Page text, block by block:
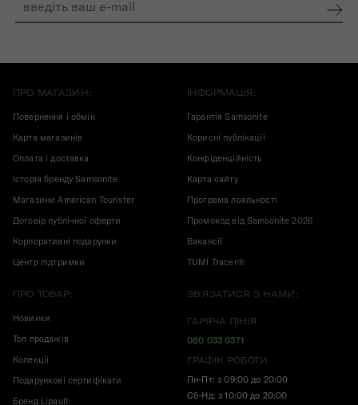
ПРО МАГАЗИН:
Повернення і обмін
Карта магазинів
Оплата і доставка
Історія бренду Samsonite
Магазини American Tourister
Договір публічної оферти
Корпоративні подарунки
Центр підтримки
ІНФОРМАЦІЯ:
Гарантія Samsonite
Корисні публікації
Конфіденційність
Карта сайту
Програма лояльності
Промокод від Samsonite 2026
Вакансії
TUMI Tracer®
ПРО ТОВАР:
Новинки
Топ продажів
Колекції
Подарункові сертифікати
Бренд Lipault
ЗВ'ЯЗАТИСЯ З НАМИ:
ГАРЯЧА ЛІНІЯ
080 033 0371
ГРАФІК РОБОТИ
Пн-Пт: з 09:00 до 20:00
Сб-Нд: з 10:00 до 20:00